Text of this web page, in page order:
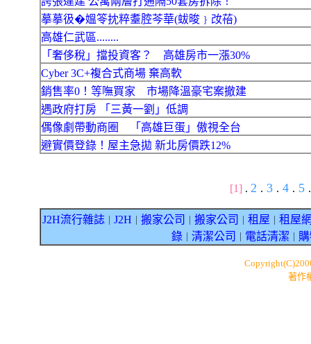
摹摹彶�媼笭抌粹耋腔芩華(蛂晙﹜妀𦲀)
高雄仁武區........
「奢侈稅」擋投資客？ 高雄房市一漲30%
Cyber 3C+複合式商場 棄高軟
銷售率0！等嘸買家 市場降溫豪宅案撤建
遇政府打房 「三黃一劉」低調
偶像劇帶動商圈 「高雄巨蛋」傲視全台
避實價登錄！屋主急拋 新北房價跌12%
[1] . 2 . 3 . 4 . 5 .
J2H流行雜誌 J2H 搬家公司 搬家公司 租屋
租屋
錄｜ 清潔公司 電話清潔
著作